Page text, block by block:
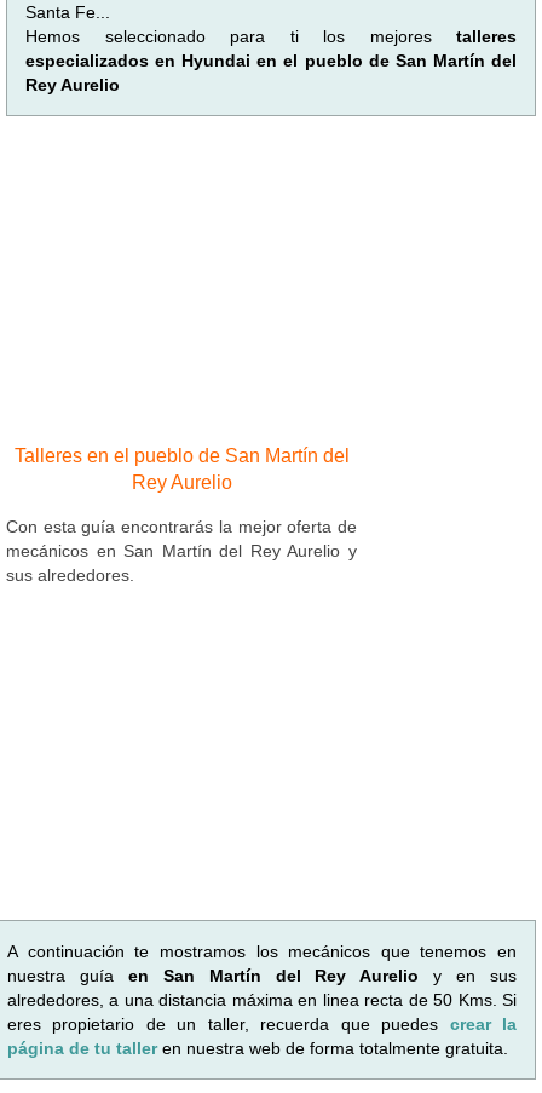
Santa Fe...
Hemos seleccionado para ti los mejores talleres
especializados en Hyundai en el pueblo de San Martín del
Rey Aurelio
Talleres en el pueblo de San Martín del
Rey Aurelio
Con esta guía encontrarás la mejor oferta de
mecánicos en San Martín del Rey Aurelio y
sus alrededores.
A continuación te mostramos los mecánicos que tenemos en
nuestra guía en San Martín del Rey Aurelio y en sus
alrededores, a una distancia máxima en linea recta de 50 Kms. Si
eres propietario de un taller, recuerda que puedes crear la
página de tu talleren nuestra web de forma totalmente gratuita.